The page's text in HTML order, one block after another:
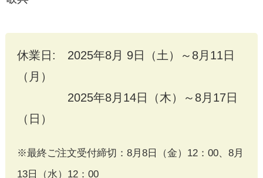
休業日: 2025年8月 9日（土）～8月11日
（月）
2025年8月14日（木）～8月17日
（日）
※最終ご注文受付締切：8月8日（金）12：00、8月
13日（水）12：00